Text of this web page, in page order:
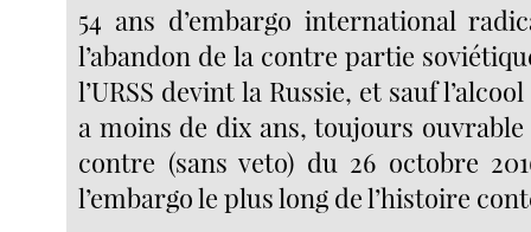
54 ans d’embargo international
l’abandon de la contre partie
l’URSS devint la Russie, et sauf
a moins de dix ans, toujours
contre (sans veto) du 26 octobre
l’embargo le plus long de l’histoire